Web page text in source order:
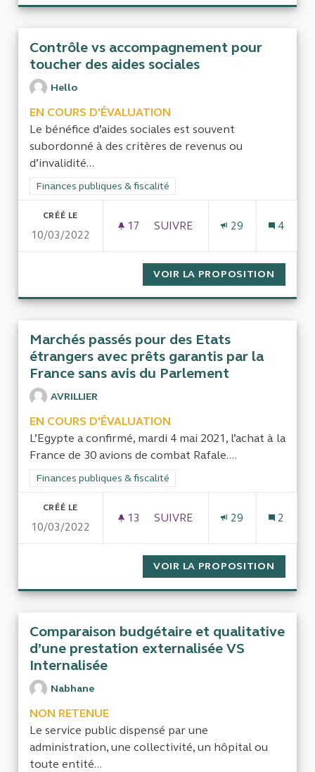
Contrôle vs accompagnement pour
toucher des aides sociales
Hello
EN COURS D'ÉVALUATION
Le bénéfice d’aides sociales est souvent
subordonné à des critères de revenus ou
d’invalidité...
Filtrer les résultats de la catégorie : Finances publiques &
Finances publiques & fiscalité
CRÉÉ LE
10/03/2022
17 17 ABONNÉS
SUIVRE
29 4
VOIR LA PROPOSITION
Marchés passés pour des Etats
étrangers avec prêts garantis par la
France sans avis du Parlement
AVRILLIER
EN COURS D'ÉVALUATION
L’Egypte a confirmé, mardi 4 mai 2021, l’achat à la
France de 30 avions de combat Rafale....
Filtrer les résultats de la catégorie : Finances publiques &
Finances publiques & fiscalité
CRÉÉ LE
10/03/2022
13 13 ABONNÉS
SUIVRE
29 2
VOIR LA PROPOSITION
Comparaison budgétaire et qualitative
d’une prestation externalisée VS
Internalisée
Nabhane
NON RETENUE
Le service public dispensé par une
administration, une collectivité, un hôpital ou
toute entité...